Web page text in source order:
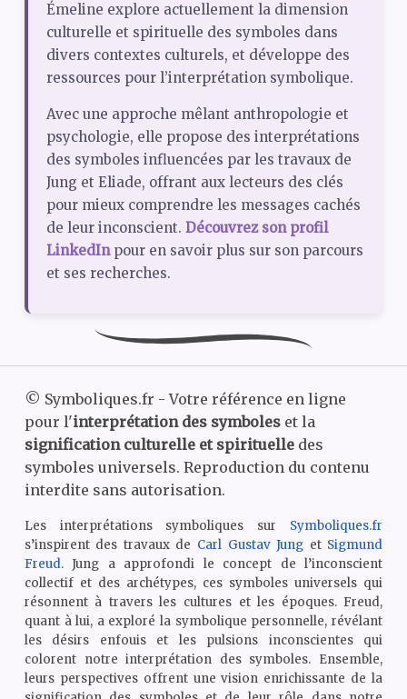
Émeline explore actuellement la dimension
culturelle et spirituelle des symboles dans
divers contextes culturels, et développe des
ressources pour l’interprétation symbolique.
Avec une approche mêlant anthropologie et
psychologie, elle propose des interprétations
des symboles influencées par les travaux de
Jung et Eliade, offrant aux lecteurs des clés
pour mieux comprendre les messages cachés
de leur inconscient. Découvrez son profil
LinkedInpour en savoir plus sur son parcours
et ses recherches.
© Symboliques.fr - Votre référence en ligne
pour l'interprétation des symboleset la
signification culturelle et spirituelledes
symboles universels. Reproduction du contenu
interdite sans autorisation.
Les interprétations symboliques sur Symboliques.fr
s’inspirent des travaux de Carl Gustav Jung et Sigmund
Freud. Jung a approfondi le concept de l’inconscient
collectif et des archétypes, ces symboles universels qui
résonnent à travers les cultures et les époques. Freud,
quant à lui, a exploré la symbolique personnelle, révélant
les désirs enfouis et les pulsions inconscientes qui
colorent notre interprétation des symboles. Ensemble,
leurs perspectives offrent une vision enrichissante de la